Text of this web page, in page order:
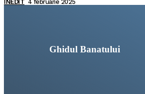
INEDIT 4 februarie 2025
Ghidul Banatului